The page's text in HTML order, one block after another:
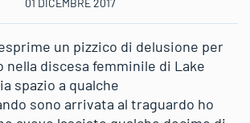
01 DICEMBRE 2017
un pizzico di delusione per
nella discesa femminile di Lake
spazio a qualche
sono arrivata al traguardo ho